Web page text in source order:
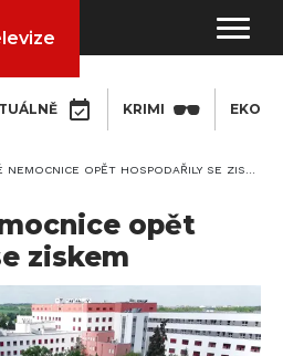
KRIMI
OPĚT HOSPODAŘILY SE ZISKEM
opět
ziskem